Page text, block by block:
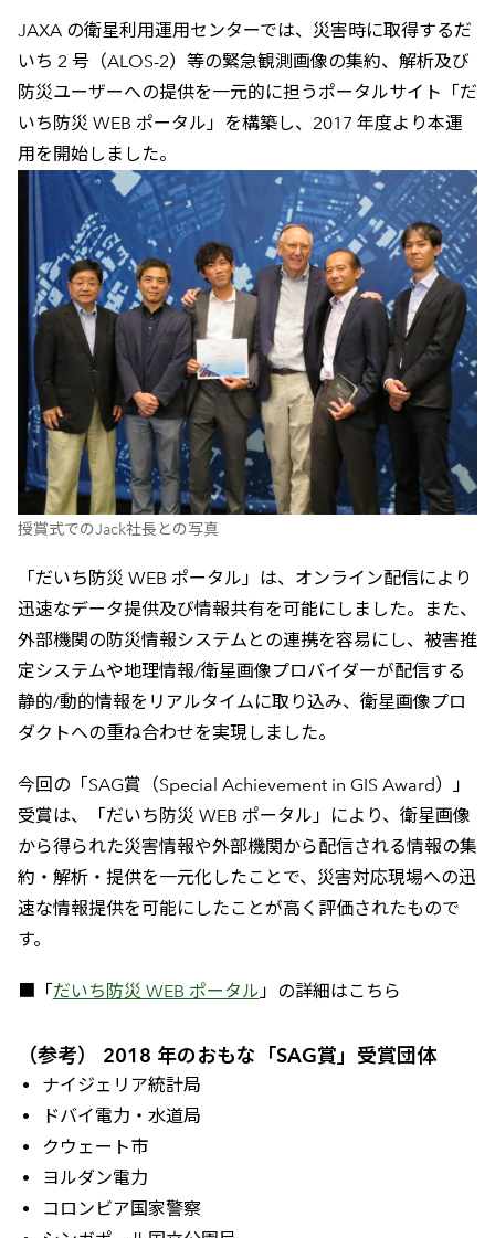
JAXA の衛星利用運用センターでは、災害時に取得するだ
いち 2 号（ALOS-2）等の緊急観測画像の集約、解析及び
防災ユーザーへの提供を一元的に担うポータルサイト「だ
いち防災 WEB ポータル」を構築し、2017 年度より本運
用を開始しました。
授賞式でのJack社長との写真
「だいち防災 WEB ポータル」は、オンライン配信により
迅速なデータ提供及び情報共有を可能にしました。また、
外部機関の防災情報システムとの連携を容易にし、被害推
定システムや地理情報/衛星画像プロバイダーが配信する
静的/動的情報をリアルタイムに取り込み、衛星画像プロ
ダクトへの重ね合わせを実現しました。
今回の「SAG賞（Special Achievement in GIS Award）」
受賞は、「だいち防災 WEB ポータル」により、衛星画像
から得られた災害情報や外部機関から配信される情報の集
約・解析・提供を一元化したことで、災害対応現場への迅
速な情報提供を可能にしたことが高く評価されたもので
す。
■「だいち防災 WEB ポータル 」の詳細はこちら
（参考） 2018 年のおもな「SAG賞」受賞団体
ナイジェリア統計局
ドバイ電力・水道局
クウェート市
ヨルダン電力
コロンビア国家警察